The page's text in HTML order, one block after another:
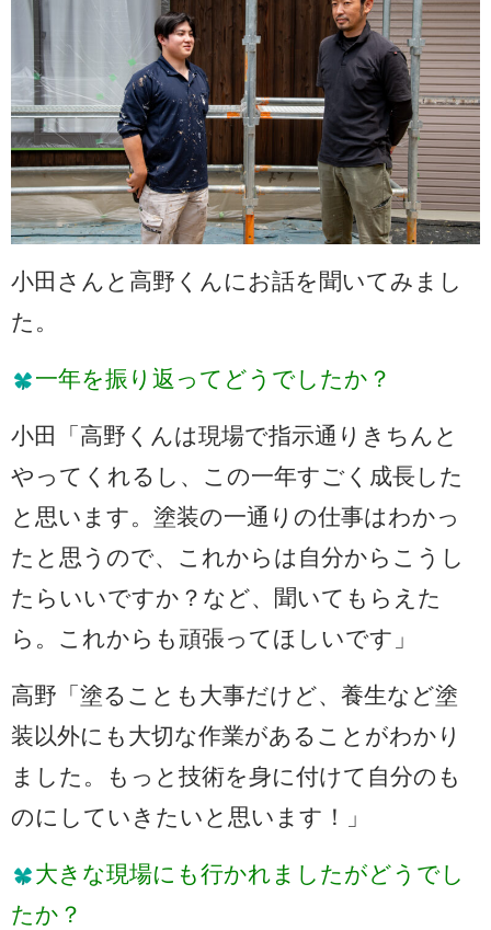
小田さんと高野くんにお話を聞いてみまし
た。
一年を振り返ってどうでしたか？
小田「高野くんは現場で指示通りきちんと
やってくれるし、この一年すごく成長した
と思います。塗装の一通りの仕事はわかっ
たと思うので、これからは自分からこうし
たらいいですか？など、聞いてもらえた
ら。これからも頑張ってほしいです」
高野「塗ることも大事だけど、養生など塗
装以外にも大切な作業があることがわかり
ました。もっと技術を身に付けて自分のも
のにしていきたいと思います！」
大きな現場にも行かれましたがどうでし
たか？